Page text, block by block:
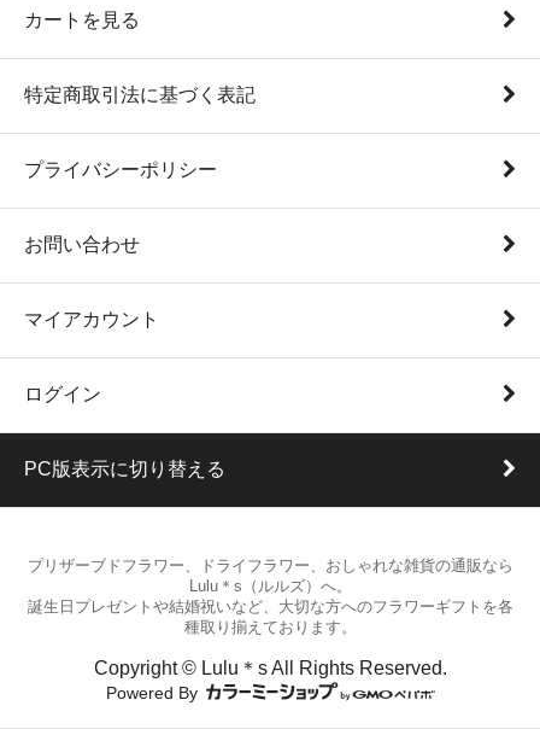
カートを見る
特定商取引法に基づく表記
プライバシーポリシー
お問い合わせ
マイアカウント
ログイン
PC版表示に切り替える
プリザーブドフラワー、ドライフラワー、おしゃれな雑貨の通販なら
Lulu＊s（ルルズ）へ。
誕生日プレゼントや結婚祝いなど、大切な方へのフラワーギフトを各
種取り揃えております。
Copyright © Lulu＊s All Rights Reserved.
Powered By